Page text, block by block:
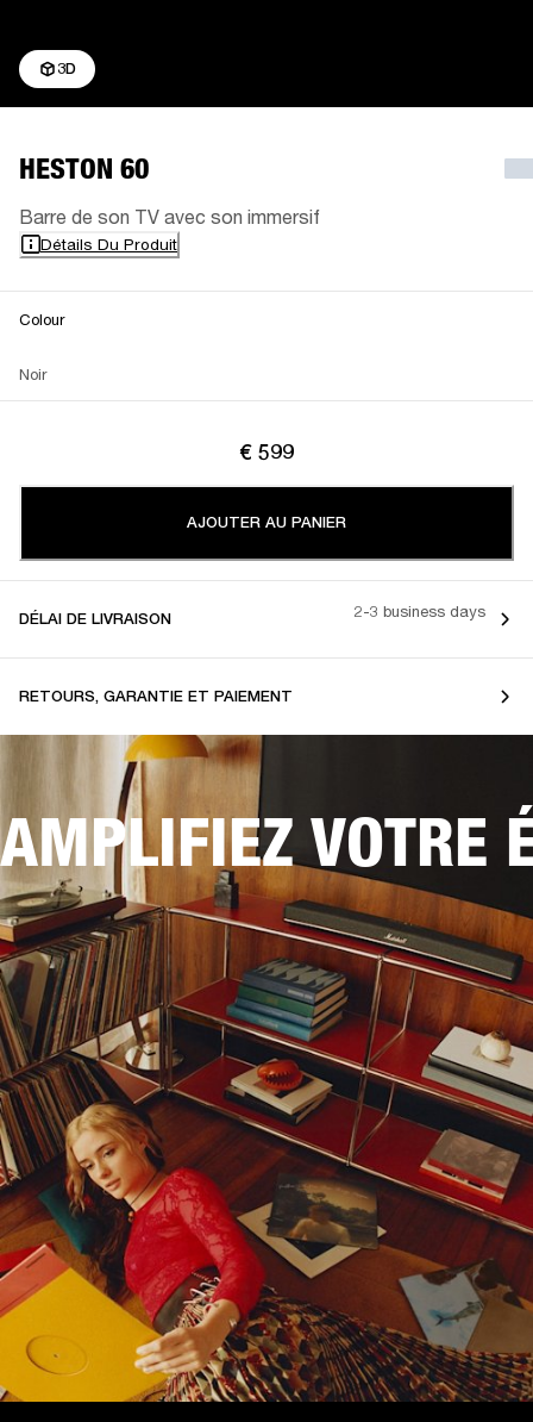
3D
HESTON 60
Barre de son TV avec son immersif
Détails Du Produit
Colour
Noir
€ 599
AJOUTER AU PANIER
DÉLAI DE LIVRAISON 2-3 business days
RETOURS, GARANTIE ET PAIEMENT
AMPLIFIEZ VOTRE